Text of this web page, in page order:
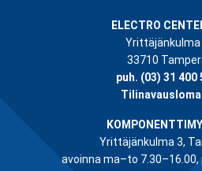
ELECTRO
Yrittäjänkulma
33710
puh. (03) 31 400
Yrittäjänkulma 3,
avoinna ma–to 7.30–16.00,